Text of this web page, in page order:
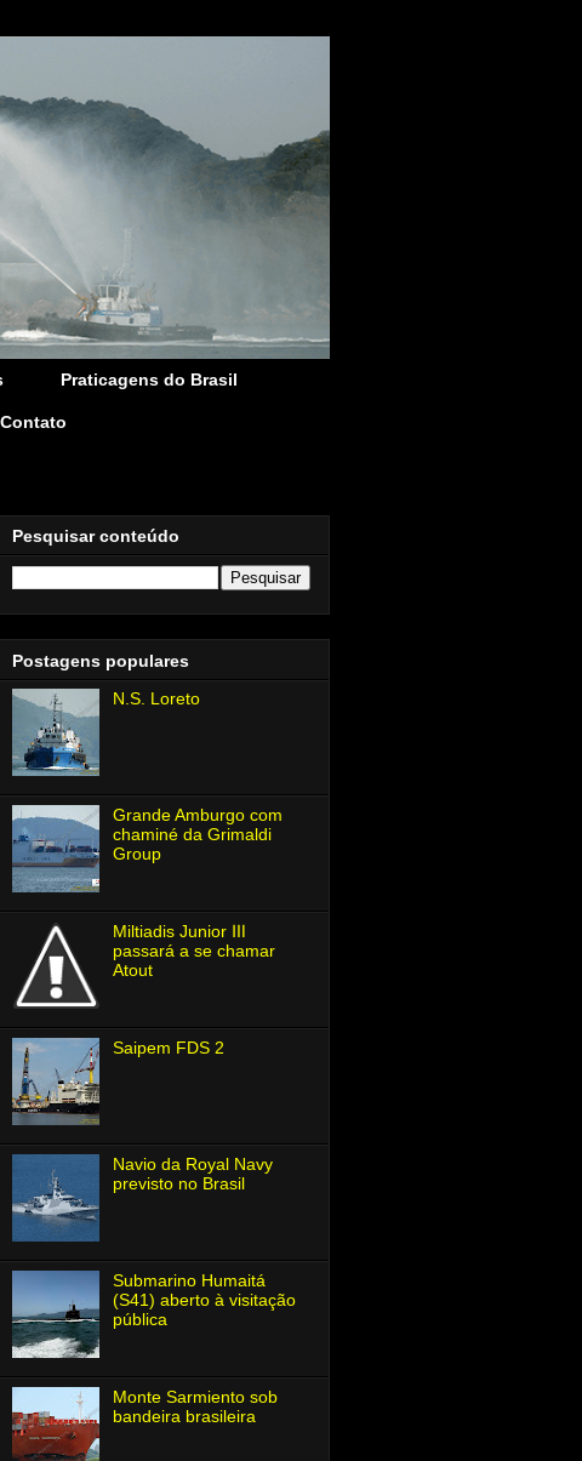
Praticagens do Brasil
Contato
Pesquisar conteúdo
Postagens populares
N.S. Loreto
Grande Amburgo com
chaminé da Grimaldi
Group
Miltiadis Junior Ⅲ
passará a se chamar
Atout
Saipem FDS 2
Navio da Royal Navy
previsto no Brasil
Submarino Humaitá
(S41) aberto à visitação
pública
Monte Sarmiento sob
bandeira brasileira